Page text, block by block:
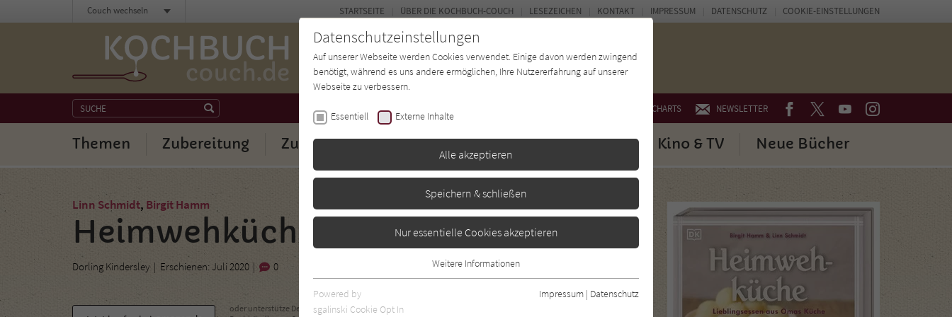
CHARTS NEWSLETTER FACEBOOKTWITTERYOUTUBEINSTAGRAM
Themen Zubereitung Zutaten Regionen Autor*in Magazin Kino & TV Neue Bücher
STARTSEITE ÜBER DIE KOCHBUCH-COUCH LESEZEICHEN KONTAKT IMPRESSUM DATENSCHUTZ COOKIE-EINSTELLUNGEN
Couch wechseln
Linn Schmidt, Birgit Hamm
Heimwehküche
Dorling Kindersley Erschienen: Juli 2020 0
oder unterstütze Deinen
Datenschutzeinstellungen
Auf unserer Webseite werden Cookies verwendet. Einige davon werden zwingend
benötigt, während es uns andere ermöglichen, Ihre Nutzererfahrung auf unserer
Webseite zu verbessern.
Essentiell Externe Inhalte
Alle akzeptieren
Speichern & schließen
Nur essentielle Cookies akzeptieren
Essentielle Cookies werden für grundlegende Funktionen der Webseite
benötigt. Dadurch ist gewährleistet, dass die Webseite einwandfrei
Weitere Informationen
Powered by
sgalinski Cookie Opt In
Impressum | Datenschutz